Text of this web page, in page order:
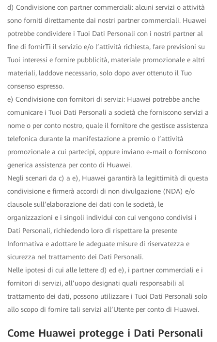
d) Condivisione con partner commerciali: alcuni servizi o attività
sono forniti direttamente dai nostri partner commerciali. Huawei
potrebbe condividere i Tuoi Dati Personali con i nostri partner al
fine di fornirTi il servizio e/o l’attività richiesta, fare previsioni su
Tuoi interessi e fornire pubblicità, materiale promozionale e altri
materiali, laddove necessario, solo dopo aver ottenuto il Tuo
consenso espresso.
e) Condivisione con fornitori di servizi: Huawei potrebbe anche
comunicare i Tuoi Dati Personali a società che forniscono servizi a
nome o per conto nostro, quale il fornitore che gestisce assistenza
telefonica durante la manifestazione a premio o l’attività
promozionale a cui partecipi, oppure inviano e-mail o forniscono
generica assistenza per conto di Huawei.
Negli scenari da c) a e), Huawei garantirà la legittimità di questa
condivisione e firmerà accordi di non divulgazione (NDA) e/o
clausole sull’elaborazione dei dati con le società, le
organizzazioni e i singoli individui con cui vengono condivisi i
Dati Personali, richiedendo loro di rispettare la presente
Informativa e adottare le adeguate misure di riservatezza e
sicurezza nel trattamento dei Dati Personali.
Nelle ipotesi di cui alle lettere d) ed e), i partner commerciali e i
fornitori di servizi, all’uopo designati quali responsabili al
trattamento dei dati, possono utilizzare i Tuoi Dati Personali solo
allo scopo di fornire tali servizi all’Utente per conto di Huawei.
Come Huawei protegge i Dati Personali